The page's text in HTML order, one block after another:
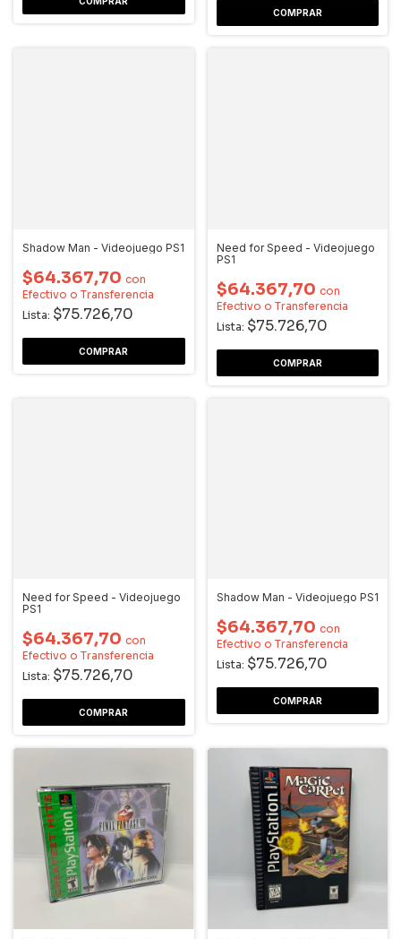
Shadow Man - Videojuego PS1
$64.367,70 con
Efectivo o Transferencia
Lista: $75.726,70
Need for Speed - Videojuego
PS1
$64.367,70 con
Efectivo o Transferencia
Lista: $75.726,70
Need for Speed - Videojuego
PS1
$64.367,70 con
Efectivo o Transferencia
Lista: $75.726,70
Shadow Man - Videojuego PS1
$64.367,70 con
Efectivo o Transferencia
Lista: $75.726,70